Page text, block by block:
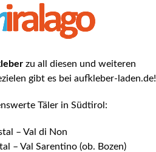
zu all diesen und weiteren
gibt es bei aufkleber-laden.de!
Täler in Südtirol:
– Val di Non
– Val Sarentino (ob. Bozen)